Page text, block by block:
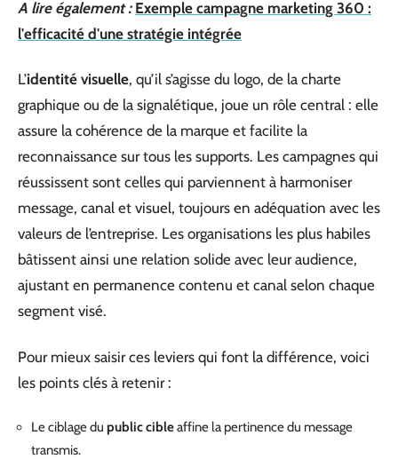
A lire également : Exemple campagne marketing 360 :
l'efficacité d'une stratégie intégrée
L’identité visuelle, qu’il s’agisse du logo, de la charte
graphique ou de la signalétique, joue un rôle central : elle
assure la cohérence de la marque et facilite la
reconnaissance sur tous les supports. Les campagnes qui
réussissent sont celles qui parviennent à harmoniser
message, canal et visuel, toujours en adéquation avec les
valeurs de l’entreprise. Les organisations les plus habiles
bâtissent ainsi une relation solide avec leur audience,
ajustant en permanence contenu et canal selon chaque
segment visé.
Pour mieux saisir ces leviers qui font la différence, voici
les points clés à retenir :
Le ciblage du public cibleaffine la pertinence du message
transmis.